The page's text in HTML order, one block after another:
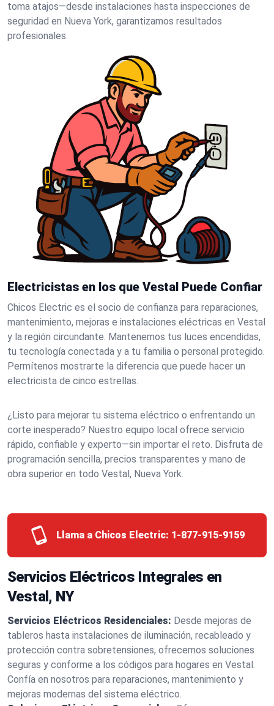
toma atajos—desde instalaciones hasta inspecciones de
seguridad en Nueva York, garantizamos resultados
profesionales.
Electricistas en los que Vestal Puede Confiar
Chicos Electric es el socio de confianza para reparaciones,
mantenimiento, mejoras e instalaciones eléctricas en Vestal
y la región circundante. Mantenemos tus luces encendidas,
tu tecnología conectada y a tu familia o personal protegido.
Permítenos mostrarte la diferencia que puede hacer un
electricista de cinco estrellas.
¿Listo para mejorar tu sistema eléctrico o enfrentando un
corte inesperado? Nuestro equipo local ofrece servicio
rápido, confiable y experto—sin importar el reto. Disfruta de
programación sencilla, precios transparentes y mano de
obra superior en todo Vestal, Nueva York.
Llama a Chicos Electric: 1-877-915-9159
Servicios Eléctricos Integrales en
Vestal, NY
Servicios Eléctricos Residenciales: Desde mejoras de
tableros hasta instalaciones de iluminación, recableado y
protección contra sobretensiones, ofrecemos soluciones
seguras y conforme a los códigos para hogares en Vestal.
Confía en nosotros para reparaciones, mantenimiento y
mejoras modernas del sistema eléctrico.